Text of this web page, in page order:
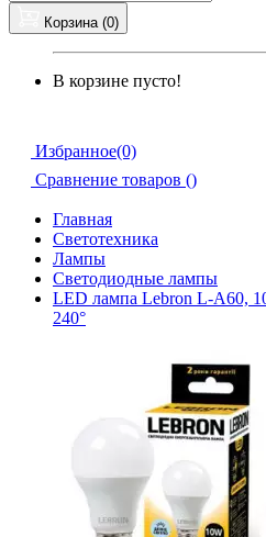
Корзина (0)
В корзине пусто!
Избранное(0)
Сравнение товаров ()
Главная
Светотехника
Лампы
Светодиодные лампы
LED лампа Lebron L-A60,
240°